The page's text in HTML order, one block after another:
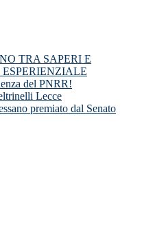
TRA SAPERI E
del PNRR!
Lecce
premiato dal Senato